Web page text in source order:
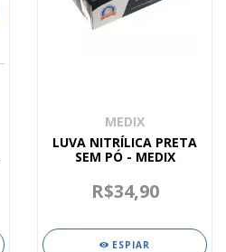
MEDIX
LUVA NITRÍLICA PRETA
SEM PÓ - MEDIX
R$34,90
ESPIAR